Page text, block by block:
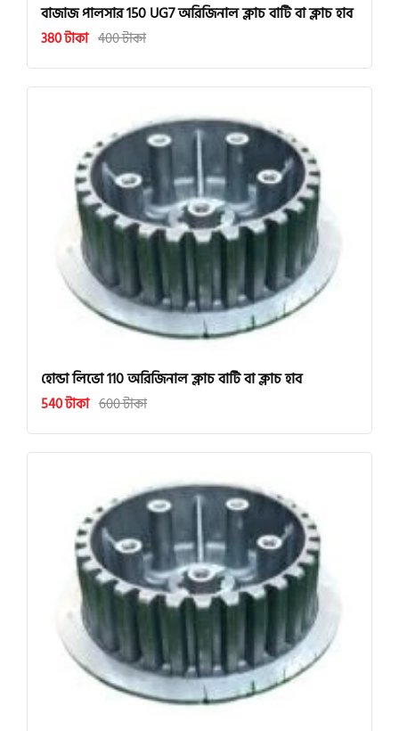
বাজাজ পালসার 150 UG7 অরিজিনাল ক্লাচ বাটি বা ক্লাচ হাব
380 টাকা 400 টাকা
হোন্ডা লিভো 110 অরিজিনাল ক্লাচ বাটি বা ক্লাচ হাব
540 টাকা 600 টাকা